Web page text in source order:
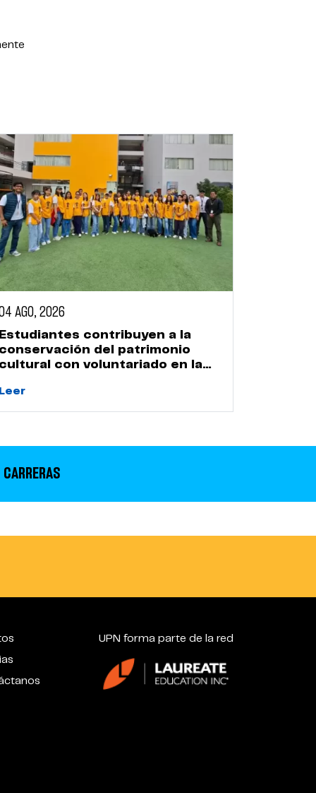
AGO, 2026
contribuyen a la
del patrimonio
con voluntariado en la
UPN forma parte de la red